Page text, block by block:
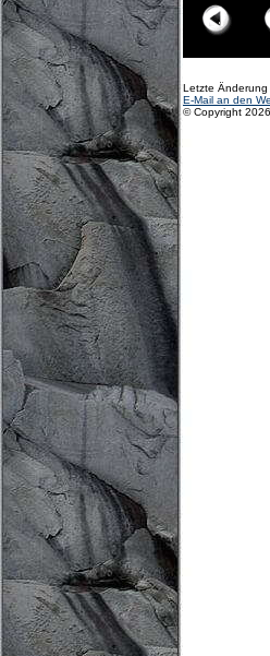
Letzte
E-Mail an den
© Copyright